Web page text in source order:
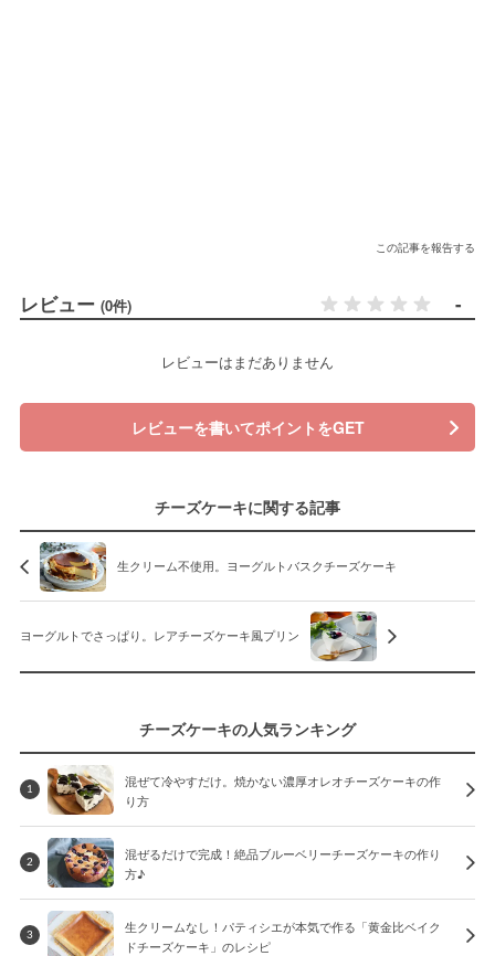
この記事を報告する
レビュー (0件) -
レビューはまだありません
レビューを書いてポイントをGET
チーズケーキに関する記事
生クリーム不使用。ヨーグルトバスクチーズケーキ
ヨーグルトでさっぱり。レアチーズケーキ風プリン
チーズケーキの人気ランキング
1
混ぜて冷やすだけ。焼かない濃厚オレオチーズケーキの作
り方
2
混ぜるだけで完成！絶品ブルーベリーチーズケーキの作り
方♪
3
生クリームなし！パティシエが本気で作る「黄金比ベイク
ドチーズケーキ」のレシピ